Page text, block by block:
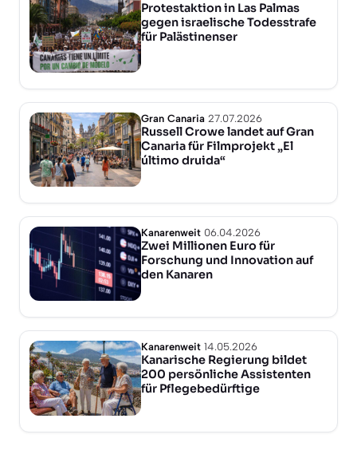
Protestaktion in Las Palmas
gegen israelische Todesstrafe
für Palästinenser
Gran Canaria 27.07.2026
Russell Crowe landet auf Gran
Canaria für Filmprojekt „El
último druida“
Kanarenweit 06.04.2026
Zwei Millionen Euro für
Forschung und Innovation auf
den Kanaren
Kanarenweit 14.05.2026
Kanarische Regierung bildet
200 persönliche Assistenten
für Pflegebedürftige